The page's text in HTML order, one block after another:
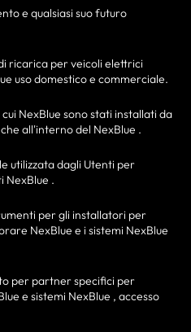
e qualsiasi suo futuro
ricarica per veicoli elettrici
uso domestico e commerciale.
cui NexBlue sono stati installati da
all'interno del NexBlue .
utilizzata dagli Utenti per
NexBlue .
per gli installatori per
NexBlue e i sistemi NexBlue
per partner specifici per
e sistemi NexBlue , accesso